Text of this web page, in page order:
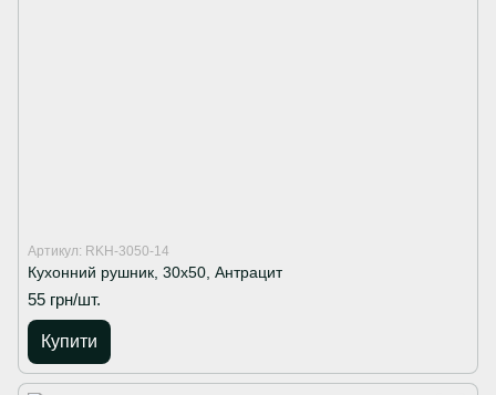
Артикул: RKH-3050-14
Кухонний рушник, 30х50, Антрацит
55 грн/шт.
Купити